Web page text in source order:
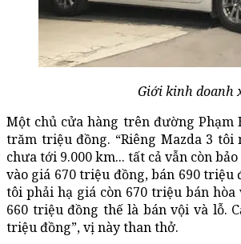
Giới kinh doanh
Một chủ cửa hàng trên đường
trăm triệu đồng. “Riêng Mazda 3
chưa tới 9.000 km... tất cả vẫn còn
vào giá 670 triệu đồng, bán 690
tôi phải hạ giá còn 670 triệu bán
660 triệu đồng thế là bán vội và lỗ.
triệu đồng”, vị này than thở.